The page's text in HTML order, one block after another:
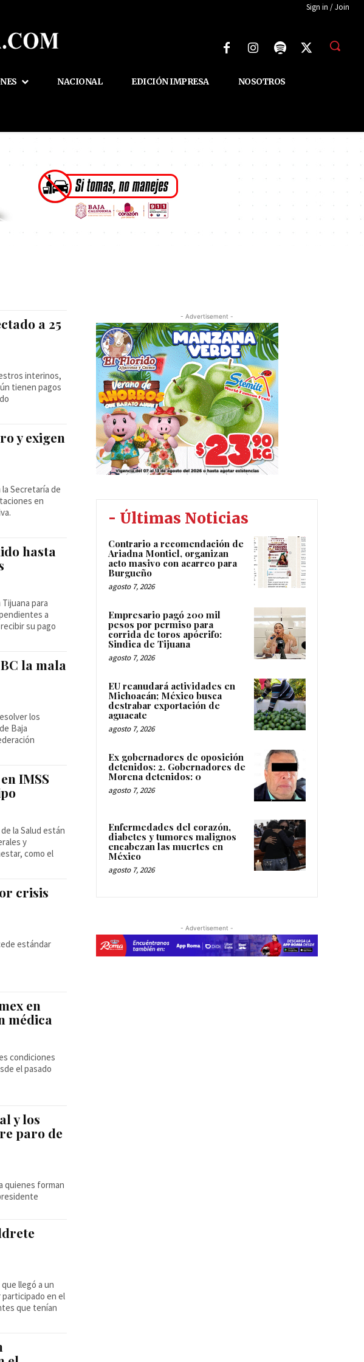
Sign in / Join
NACIONAL EDICIÓN IMPRESA NOSOTROS
a 25
interinos,
tienen pagos
y exigen
Secretaría de
en
hasta
para
a
su pago
la mala
los
Baja
IMSS
la Salud están
y
como el
crisis
estándar
en
médica
condiciones
el pasado
y los
paro de
quienes forman
llegó a un
participado en el
que tenían
- Advertisement -
- Últimas Noticias
Contrario a recomendación de
Ariadna Montiel, organizan
acto masivo con acarreo para
Burgueño
agosto 7, 2026
Empresario pagó 200 mil
pesos por permiso para
corrida de toros apócrifo:
Sindica de Tijuana
agosto 7, 2026
EU reanudará actividades en
Michoacán; México busca
destrabar exportación de
aguacate
agosto 7, 2026
Ex gobernadores de oposición
detenidos: 2. Gobernadores de
Morena detenidos: 0
agosto 7, 2026
Enfermedades del corazón,
diabetes y tumores malignos
encabezan las muertes en
México
agosto 7, 2026
- Advertisement -